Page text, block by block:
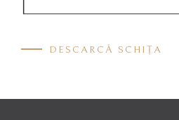
DESCARCĂ SCHIȚA